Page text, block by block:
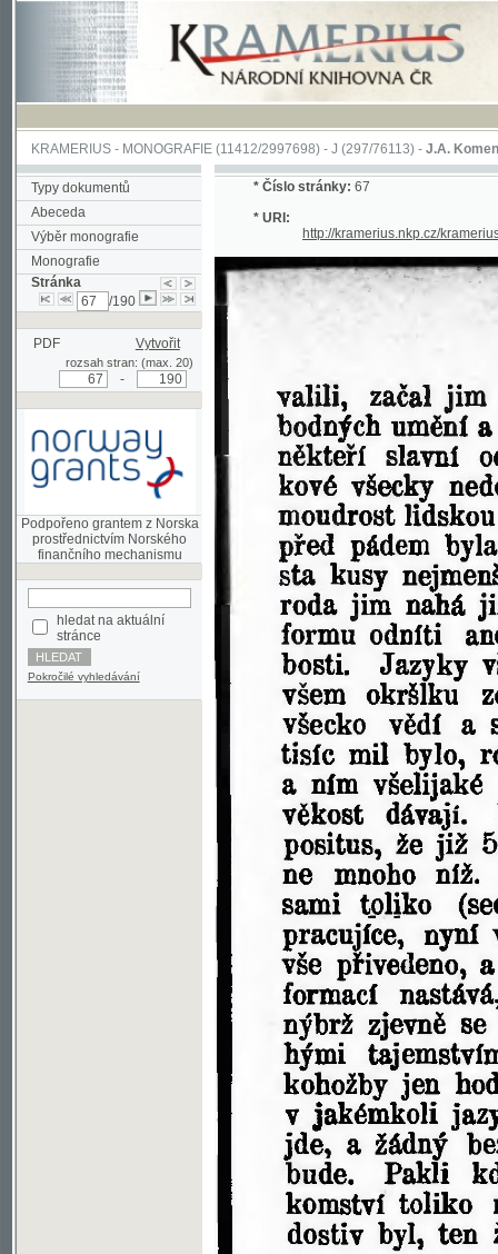
KRAMERIUS-MONOGRAFIE(11412/2997698) -J (297/76113)-J.A. Komenského
Typy dokumentů
Abeceda
Výběr monografie
Monografie
Stránka
/190
PDF Vytvořit
rozsah stran: (max. 20)
Podpořeno grantem z Norska
prostřednictvím Norského
hledat na aktuální
stránce
Pokročilé vyhledávání
http://kramerius.nkp.cz/kramerius/